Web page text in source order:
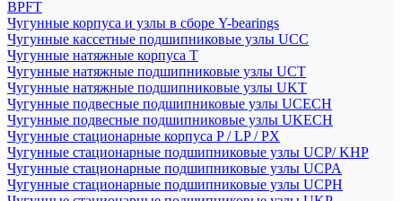
BPFT
Чугунные корпуса и узлы в сборе Y-bearings
Чугунные кассетные подшипниковые узлы UCC
Чугунные натяжные корпуса T
Чугунные натяжные подшипниковые узлы UCT
Чугунные натяжные подшипниковые узлы UKT
Чугунные подвесные подшипниковые узлы UCECH
Чугунные подвесные подшипниковые узлы UKECH
Чугунные стационарные корпуса P / LP / PX
Чугунные стационарные подшипниковые узлы UCP/ KHP
Чугунные стационарные подшипниковые узлы UCPA
Чугунные стационарные подшипниковые узлы UCPH